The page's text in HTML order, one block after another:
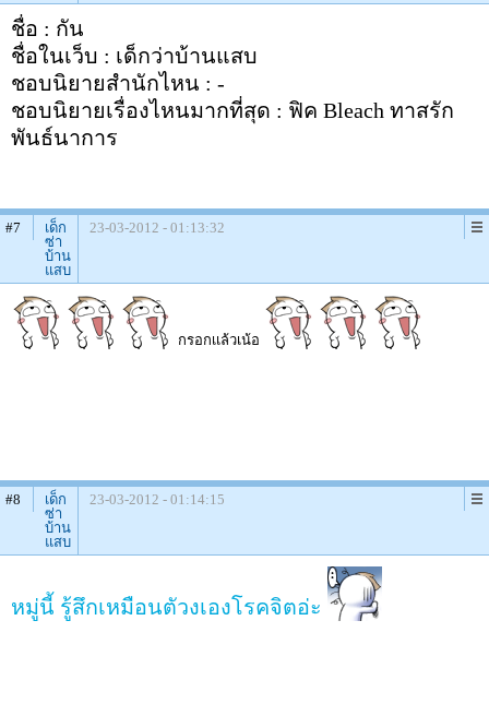
ชื่อ : กัน
ชื่อในเว็บ : เด็กว่าบ้านแสบ
ชอบนิยายสำนักไหน : -
ชอบนิยายเรื่องไหนมากที่สุด : ฟิค Bleach ทาสรัก
พันธ์นาการ
#7
เด็ก
ซ่า
บ้าน
แสบ
23-03-2012 - 01:13:32
กรอกเเล้วเน้อ
#8
เด็ก
ซ่า
บ้าน
แสบ
23-03-2012 - 01:14:15
หมู่นี้ รู้สึกเหมือนตัวงเองโรคจิตอ่ะ